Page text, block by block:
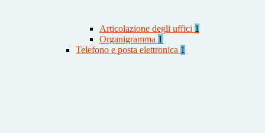
Articolazione degli uffici 1
Organigramma 1
Telefono e posta elettronica 1